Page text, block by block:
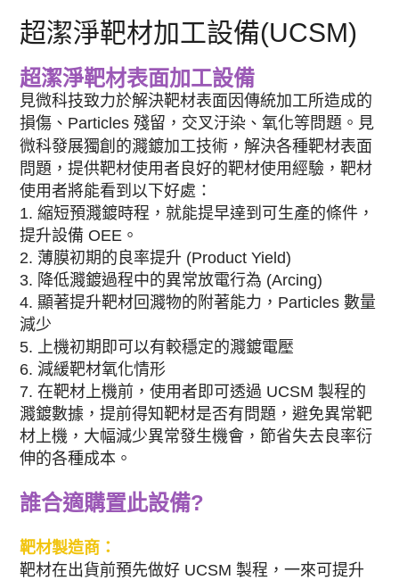
超潔淨靶材加工設備(UCSM)
超潔淨靶材表面加工設備
見微科技致力於解決靶材表面因傳統加工所造成的
損傷、Particles 殘留，交叉汙染、氧化等問題。見
微科發展獨創的濺鍍加工技術，解決各種靶材表面
問題，提供靶材使用者良好的靶材使用經驗，靶材
使用者將能看到以下好處：
1. 縮短預濺鍍時程，就能提早達到可生產的條件，
提升設備 OEE。
2. 薄膜初期的良率提升 (Product Yield)
3. 降低濺鍍過程中的異常放電行為 (Arcing)
4. 顯著提升靶材回濺物的附著能力，Particles 數量
減少
5. 上機初期即可以有較穩定的濺鍍電壓
6. 減緩靶材氧化情形
7. 在靶材上機前，使用者即可透過 UCSM 製程的
濺鍍數據，提前得知靶材是否有問題，避免異常靶
材上機，大幅減少異常發生機會，節省失去良率衍
伸的各種成本。
誰合適購置此設備?
靶材製造商：
靶材在出貨前預先做好 UCSM 製程，一來可提升